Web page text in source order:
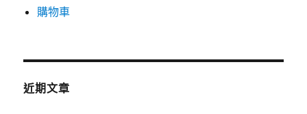
購物車
近期文章